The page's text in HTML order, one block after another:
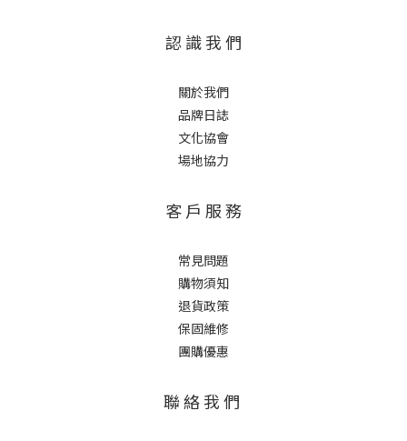
認 識 我 們
關於我們
品牌日誌
文化協會
場地協力
客 戶 服 務
常見問題
購物須知
退貨政策
保固維修
團購優惠
聯 絡 我 們